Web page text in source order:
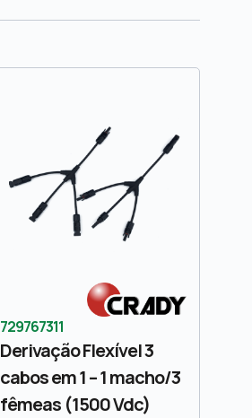
729767311
Derivação Flexível 3
cabos em 1 – 1 macho/3
fêmeas (1500 Vdc)